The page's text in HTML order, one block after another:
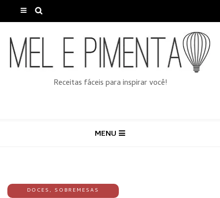
Receitas fáceis para inspirar você!
MENU
DOCES, SOBREMESAS